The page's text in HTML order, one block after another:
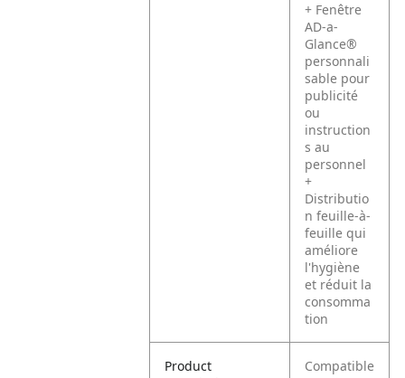
+ Fenêtre
AD-a-
Glance®
personnali
sable pour
publicité
ou
instruction
s au
personnel
+
Distributio
n feuille-à-
feuille qui
améliore
l'hygiène
et réduit la
consomma
tion
Product
Compatible